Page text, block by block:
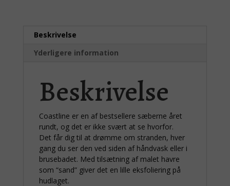
Beskrivelse
Yderligere information
Beskrivelse
Coastline er en af bestsellere sæberne året
rundt, og det er ikke svært at se hvorfor.
Det får dig til at drømme om stranden, hver
gang du ser den ved siden af håndvask eller i
brusebadet. Med tilsætning af malet havre
som “sand” giver det en lille eksfoliering på
hudlaget.